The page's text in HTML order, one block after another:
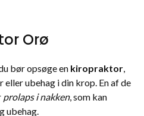
Orø
bør opsøge en kiropraktor,
ubehag i din krop. En af de
prolaps i nakken, som kan
ubehag.